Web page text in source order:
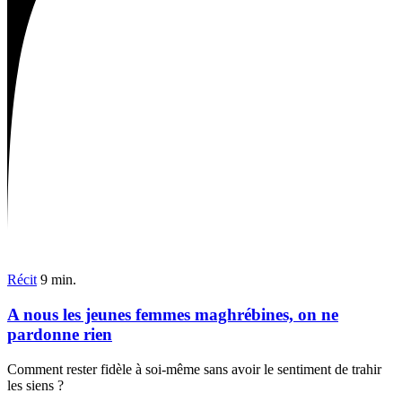
Récit 9 min.
A nous les jeunes femmes maghrébines, on ne
pardonne rien
Comment rester fidèle à soi-même sans avoir le sentiment de trahir
les siens ?